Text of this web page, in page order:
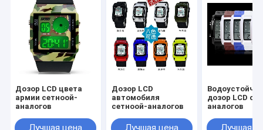
Дозор LCD цвета
армии сетноой-
аналогов
Лучшая цена
Дозор LCD
автомобиля
сетноой-аналогов
Лучшая цена
дозор LCD
аналогов
Лучшая